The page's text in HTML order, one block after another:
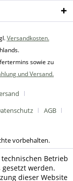
Versandkosten.
sowie zu
und Versand.
AGB
vorbehalten.
Betrieb
werden.
dieser Website